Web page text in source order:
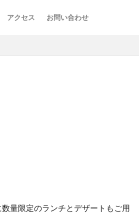
アクセス お問い合わせ
量限定のランチとデザートもご用